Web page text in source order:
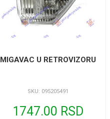
MIGAVAC U RETROVIZORU
SKU: 095205491
1747.00 RSD